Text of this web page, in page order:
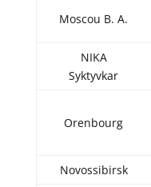
Moscou B. A.
NIKA
Syktyvkar
Orenbourg
Novossibirsk